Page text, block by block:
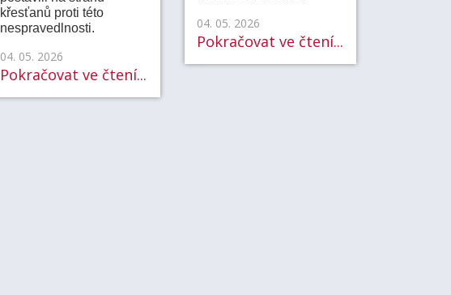
křesťanů proti této
nespravedlnosti.
04. 05. 2026
Pokračovat ve čtení...
04. 05. 2026
Pokračovat ve čtení...